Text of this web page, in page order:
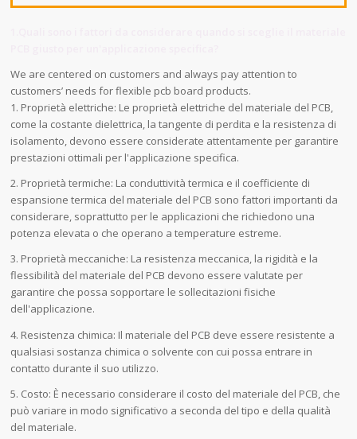
We are centered on customers and always pay attention to
customers’ needs for flexible pcb board products.
1. Proprietà elettriche: Le proprietà elettriche del materiale del PCB,
come la costante dielettrica, la tangente di perdita e la resistenza di
isolamento, devono essere considerate attentamente per garantire
prestazioni ottimali per l'applicazione specifica.
2. Proprietà termiche: La conduttività termica e il coefficiente di
espansione termica del materiale del PCB sono fattori importanti da
considerare, soprattutto per le applicazioni che richiedono una
potenza elevata o che operano a temperature estreme.
3. Proprietà meccaniche: La resistenza meccanica, la rigidità e la
flessibilità del materiale del PCB devono essere valutate per
garantire che possa sopportare le sollecitazioni fisiche
dell'applicazione.
4. Resistenza chimica: Il materiale del PCB deve essere resistente a
qualsiasi sostanza chimica o solvente con cui possa entrare in
contatto durante il suo utilizzo.
5. Costo: È necessario considerare il costo del materiale del PCB, che
può variare in modo significativo a seconda del tipo e della qualità
del materiale.